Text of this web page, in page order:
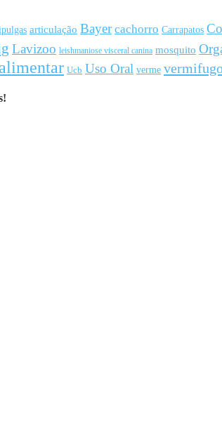
articulação Bayer cachorro Carrapatos
Lavizoo leishmaniose visceral canina mosquito
Ucb Uso Oral verme